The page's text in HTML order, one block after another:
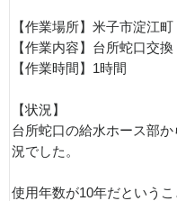
【作業場所】米子市淀江町
【作業内容】台所蛇口交換
【作業時間】1時間
【状況】
台所蛇口の給水ホース部
況でした。
使用年数が10年だという